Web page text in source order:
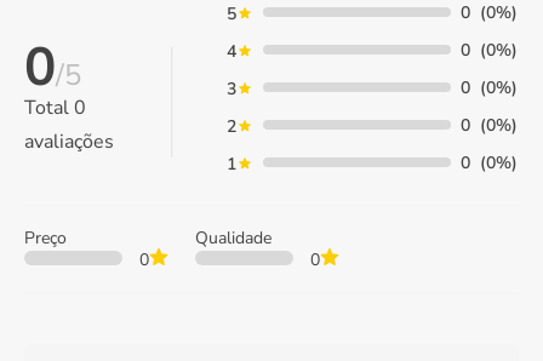
0/5
Total0
avaliações
5 0 (0%)
4
0 (0%)
3
0 (0%)
2
0 (0%)
1
0 (0%)
Preço
0
Qualidade
0